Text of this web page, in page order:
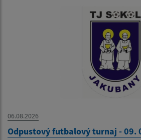
06.08.2026
Odpustový futbalový turnaj - 09.